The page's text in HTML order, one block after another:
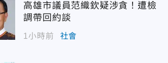
高雄市議員范織欽疑涉貪！遭檢
調帶回約談
1小時前 社會